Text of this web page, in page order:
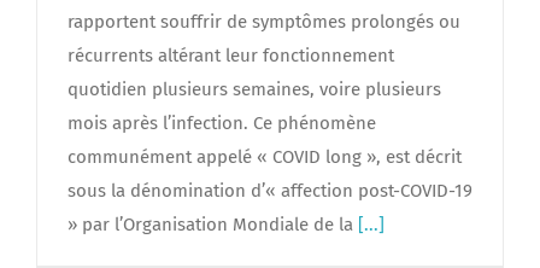
rapportent souffrir de symptômes prolongés ou
récurrents altérant leur fonctionnement
quotidien plusieurs semaines, voire plusieurs
mois après l’infection. Ce phénomène
communément appelé « COVID long », est décrit
sous la dénomination d’« affection post-COVID-19
» par l’Organisation Mondiale de la [...]